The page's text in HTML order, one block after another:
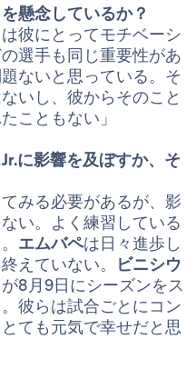
懸念しているか？
彼にとってモチベーシ
選手も同じ重要性があ
ないと思っている。そ
いし、彼からそのこと
こともない」
に影響を及ぼすか、そ
みる必要があるが、影
い。よく練習している
エムバペは日々進歩し
えていない。
ビニシウ
8月9日にシーズンをス
彼らは試合ごとにコン
ても元気で幸せだと思